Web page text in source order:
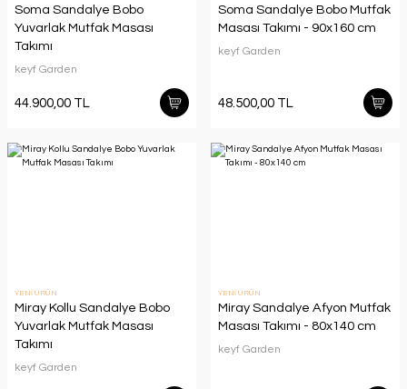
Soma Sandalye Bobo
Yuvarlak Mutfak Masası
Takımı
keyf Garden
44.900,00 TL
Soma Sandalye Bobo Mutfak
Masası Takımı - 90x160 cm
keyf Garden
48.500,00 TL
YENİ ÜRÜN
Miray Kollu Sandalye Bobo
Yuvarlak Mutfak Masası
Takımı
keyf Garden
YENİ ÜRÜN
Miray Sandalye Afyon Mutfak
Masası Takımı - 80x140 cm
keyf Garden